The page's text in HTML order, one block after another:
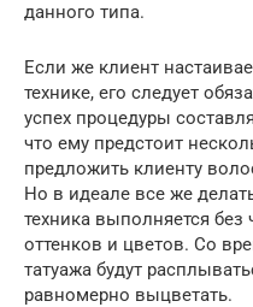
данного типа.
Если же клиент
технике, его следует
успех процедуры
что ему предстоит
предложить клиенту
Но в идеале все же
техника выполняется без
оттенков и цветов. Со
татуажа будут
равномерно выцветать.